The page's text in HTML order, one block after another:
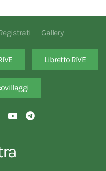
Gallery
Libretto RIVE